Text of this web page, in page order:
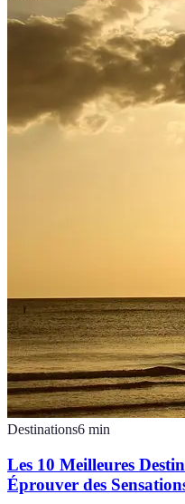
Destinations6 min
Les 10 Meilleures
Éprouver des